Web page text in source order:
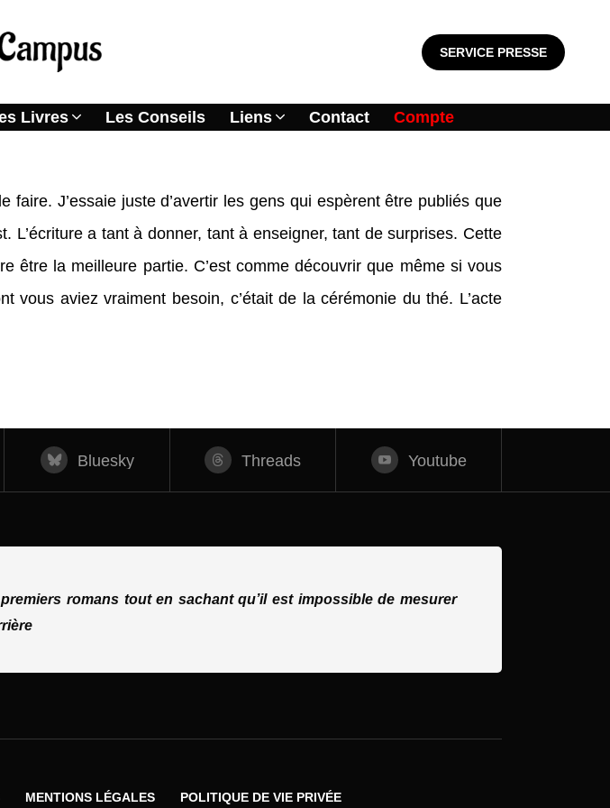
SERVICE PRESSE
Livres Les Conseils Liens Contact Compte
faire. J’essaie juste d’avertir les gens qui espèrent être publiés que
L’écriture a tant à donner, tant à enseigner, tant de surprises. Cette
être la meilleure partie. C’est comme découvrir que même si vous
aviez vraiment besoin, c’était de la cérémonie du thé. L’acte
Bluesky Threads Youtube
romans tout en sachant qu’il est impossible de mesurer
MENTIONS LÉGALES POLITIQUE DE VIE PRIVÉE